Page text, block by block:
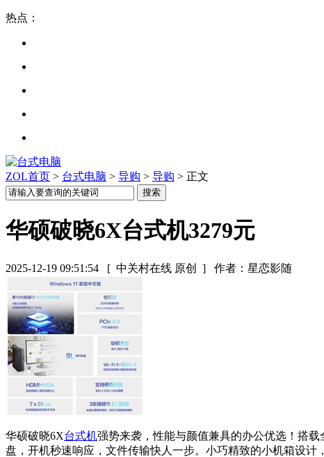
热点：
ZOL首页 > 台式电脑 > 导购 > 导购 > 正文
华硕破晓6X台式机3279元
2025-12-19 09:51:54 [ 中关村在线 原创 ] 作者：星恋影随
华硕破晓6X台式机强势来袭，性能与颜值兼具的办公优选！搭
盘，开机秒速响应，文件传输快人一步。小巧精致的小机箱设